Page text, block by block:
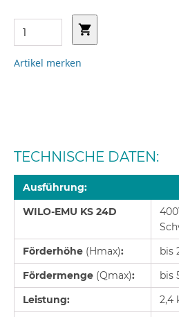
Artikel merken
TECHNISCHE DATEN:
Ausführung:
WILO-EMU KS 24D
Förderhöhe (Hmax):
bis
Fördermenge (Qmax):
bis
Leistung:
2,4